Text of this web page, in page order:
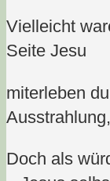
Vielleicht
Seite Jesu
miterleben
Doch als